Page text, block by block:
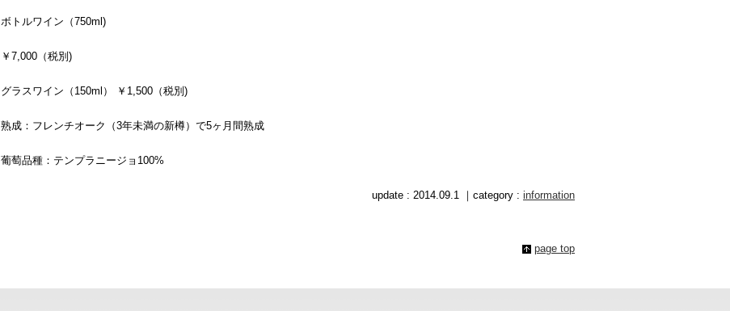
ボトルワイン（750ml)
￥7,000（税別)
グラスワイン（150ml） ￥1,500（税別)
熟成：フレンチオーク（3年未満の新樽）で5ヶ月間熟成
葡萄品種：テンプラニージョ100%
update : 2014.09.1 ｜category : information
page top